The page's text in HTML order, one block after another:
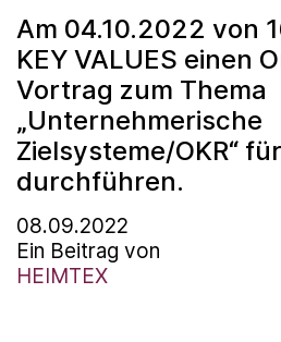
Am 04.10.2022 von
KEY VALUES einen
Vortrag zum Thema
„Unternehmerische
Zielsysteme/OKR“
durchführen.
08.09.2022
Ein Beitrag von
HEIMTEX